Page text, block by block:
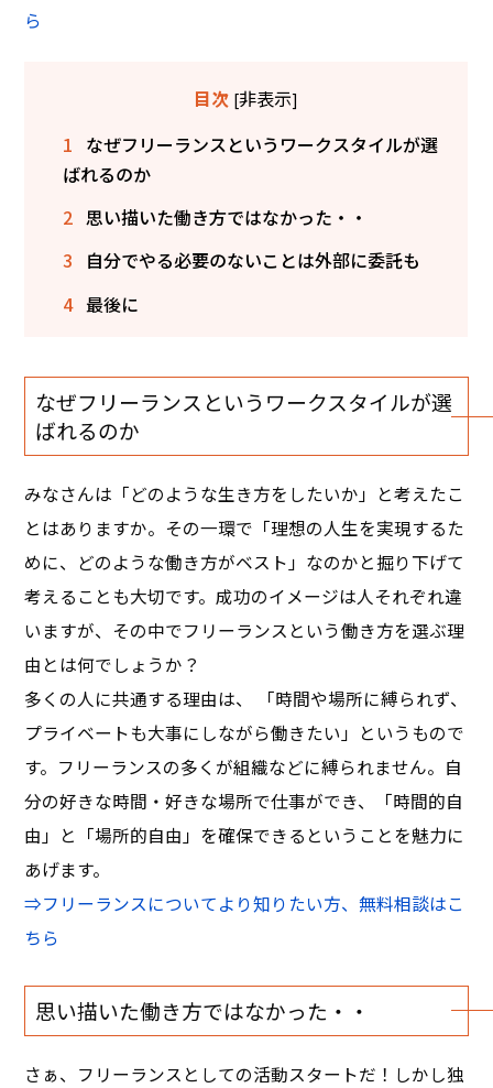
ら
目次 [非表示]
1 なぜフリーランスというワークスタイルが選
ばれるのか
2 思い描いた働き方ではなかった・・
3
自分でやる必要のないことは外部に委託も
4 最後に
なぜフリーランスというワークスタイルが選
ばれるのか
みなさんは「どのような生き方をしたいか」と考えたこ
とはありますか。その一環で「理想の人生を実現するた
めに、どのような働き方がベスト」なのかと掘り下げて
考えることも大切です。成功のイメージは人それぞれ違
いますが、その中でフリーランスという働き方を選ぶ理
由とは何でしょうか？
多くの人に共通する理由は、 「時間や場所に縛られず、
プライベートも大事にしながら働きたい」というもので
す。フリーランスの多くが組織などに縛られません。自
分の好きな時間・好きな場所で仕事ができ、「時間的自
由」と「場所的自由」を確保できるということを魅力に
あげます。
⇒フリーランスについてより知りたい方、無料相談はこ
ちら
思い描いた働き方ではなかった・・
さぁ、フリーランスとしての活動スタートだ！しかし独